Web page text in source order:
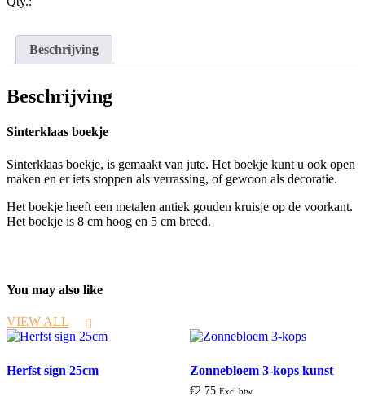
Beschrijving
Beschrijving
Sinterklaas boekje
Sinterklaas boekje, is gemaakt van jute. Het boekje kunt u ook open
maken en er iets stoppen als verrassing, of gewoon als decoratie.
Het boekje heeft een metalen antiek gouden kruisje op de voorkant.
Het boekje is 8 cm hoog en 5 cm breed.
You may also like
VIEW ALL
Herfst sign 25cm Zonnebloem 3-kops kunst
€2 75 Excl btw